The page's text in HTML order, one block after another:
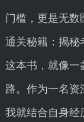
门槛，更是无数
通关秘籍：揭秘
这本书，就像一
路。作为一名资
我就结合自身经